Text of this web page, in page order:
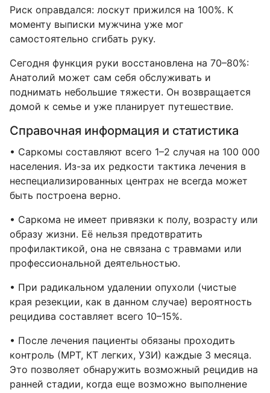
Риск оправдался: лоскут прижился на 100%. К
моменту выписки мужчина уже мог
самостоятельно сгибать руку.
Сегодня функция руки восстановлена на 70–80%:
Анатолий может сам себя обслуживать и
поднимать небольшие тяжести. Он возвращается
домой к семье и уже планирует путешествие.
Справочная информация и статистика
• Саркомы составляют всего 1–2 случая на 100 000
населения. Из-за их редкости тактика лечения в
неспециализированных центрах не всегда может
быть построена верно.
• Саркома не имеет привязки к полу, возрасту или
образу жизни. Её нельзя предотвратить
профилактикой, она не связана с травмами или
профессиональной деятельностью.
• При радикальном удалении опухоли (чистые
края резекции, как в данном случае) вероятность
рецидива составляет всего 10–15%.
• После лечения пациенты обязаны проходить
контроль (МРТ, КТ легких, УЗИ) каждые 3 месяца.
Это позволяет обнаружить возможный рецидив на
ранней стадии, когда еще возможно выполнение